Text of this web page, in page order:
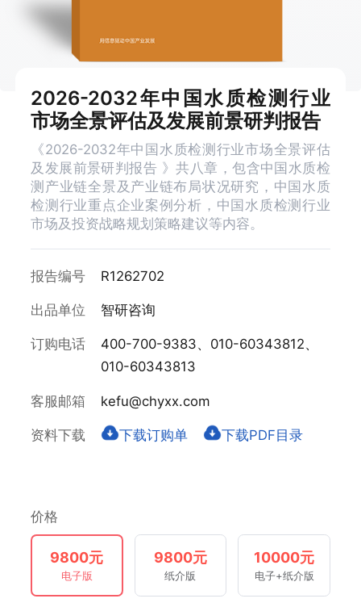
2026-2032年中国水质检测行业
市场全景评估及发展前景研判报告
《2026-2032年中国水质检测行业市场全景评估
及发展前景研判报告 》共八章，包含中国水质检
测产业链全景及产业链布局状况研究，中国水质
检测行业重点企业案例分析，中国水质检测行业
市场及投资战略规划策略建议等内容。
报告编号 R1262702
出品单位 智研咨询
订购电话
400-700-9383、010-60343812、
010-60343813
客服邮箱 kefu@chyxx.com
资料下载 下载订购单 下载PDF目录
价格
9800元
电子版
9800元
纸介版
10000元
电子+纸介版